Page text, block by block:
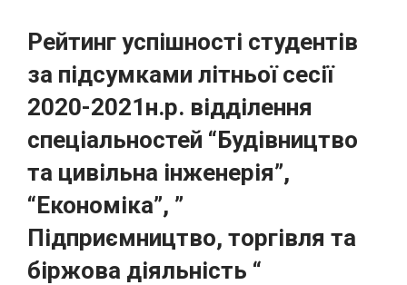
Рейтинг успішності студентів
за підсумками літньої сесії
2020-2021н.р. відділення
спеціальностей “Будівництво
та цивільна інженерія”,
“Економіка”, ”
Підприємництво, торгівля та
біржова діяльність “